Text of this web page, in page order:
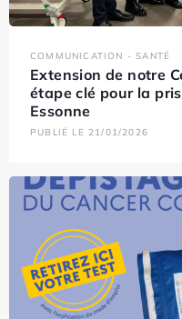
COMMUNICATION - SANTÉ
Extension de notre
étape clé pour la
Essonne
PUBLIÉ LE 21/01/2026